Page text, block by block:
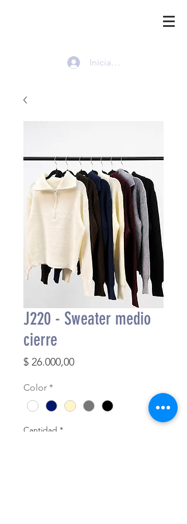
Iniciar sesión
J220 - Sweater medio
cierre
$ 26.000,00Precio
Color *
Cantidad *